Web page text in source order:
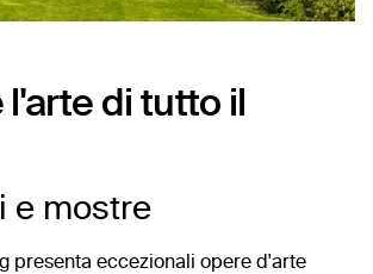
di tutto il
e mostre
presenta eccezionali opere d'arte